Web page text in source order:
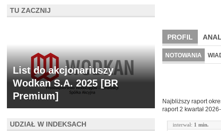
PROFIL
BR LAB
NOTOWANIA
Najbliższy raport
raport 2 kwartał
interwał: 1 min.
TU ZACZNIJ
List do akcjonariuszy
Wodkan S.A. 2025 [BR
Premium]
UDZIAŁ W INDEKSACH